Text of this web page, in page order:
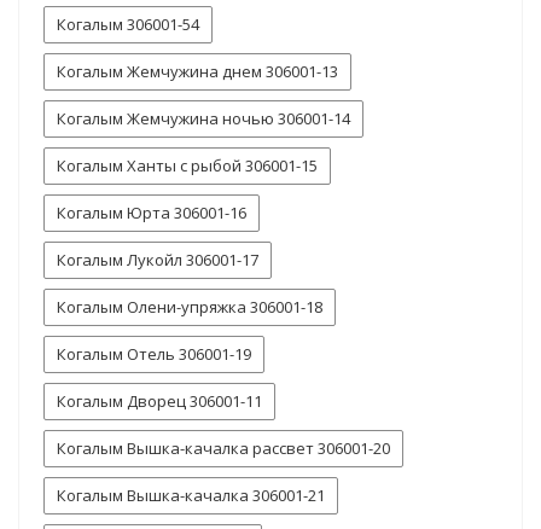
Когалым 306001-54
Когалым Жемчужина днем 306001-13
Когалым Жемчужина ночью 306001-14
Когалым Ханты с рыбой 306001-15
Когалым Юрта 306001-16
Когалым Лукойл 306001-17
Когалым Олени-упряжка 306001-18
Когалым Отель 306001-19
Когалым Дворец 306001-11
Когалым Вышка-качалка рассвет 306001-20
Когалым Вышка-качалка 306001-21